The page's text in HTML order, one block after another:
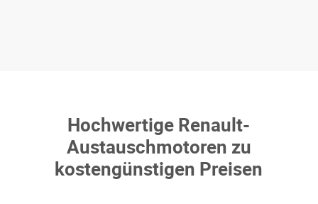
Hochwertige Renault-
Austauschmotoren zu
kostengünstigen Preisen